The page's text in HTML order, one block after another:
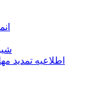
اطلاعیه تمدید